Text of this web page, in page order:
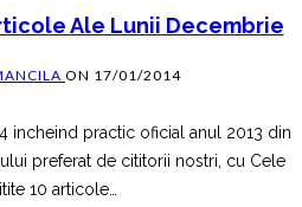
Ale Lunii Decembrie
ON 17/01/2014
incheind practic oficial anul 2013 din
preferat de cititorii nostri, cu Cele
10 articole…